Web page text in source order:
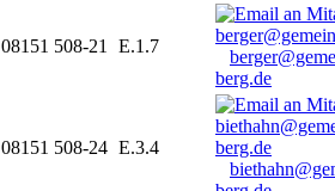
08151 508-21 E.1.7
berg.de
08151 508-24 E.3.4